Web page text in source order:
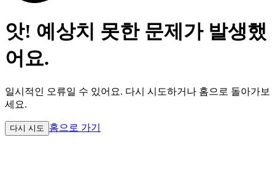
앗! 예상치 못한 문제가 발생했
어요.
일시적인 오류일 수 있어요. 다시 시도하거나 홈으로 돌아가보
세요.
다시 시도 홈으로 가기